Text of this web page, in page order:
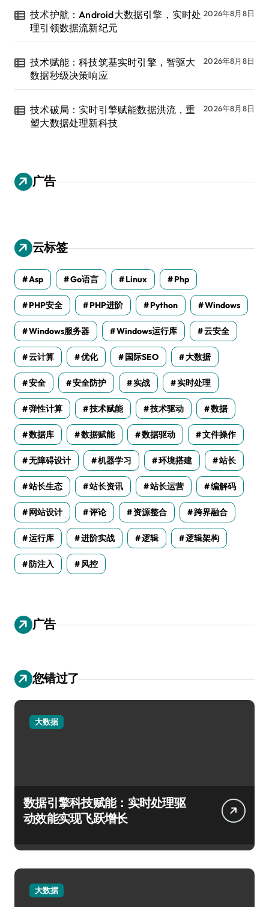
技术护航：Android大数据引擎，实时处
理引领数据流新纪元
2026年8月8日
技术赋能：科技筑基实时引擎，智驱大
数据秒级决策响应
2026年8月8日
技术破局：实时引擎赋能数据洪流，重
塑大数据处理新科技
2026年8月8日
广告
云标签
Asp Go语言 Linux Php
PHP安全 PHP进阶 Python Windows
Windows服务器 Windows运行库 云安全
云计算 优化 国际SEO 大数据
安全 安全防护 实战 实时处理
弹性计算 技术赋能 技术驱动 数据
数据库 数据赋能 数据驱动 文件操作
无障碍设计 机器学习 环境搭建 站长
站长生态 站长资讯 站长运营 编解码
网站设计 评论 资源整合 跨界融合
运行库 进阶实战 逻辑 逻辑架构
防注入 风控
广告
您错过了
大数据
数据引擎科技赋能：实时处理驱
动效能实现飞跃增长
大数据